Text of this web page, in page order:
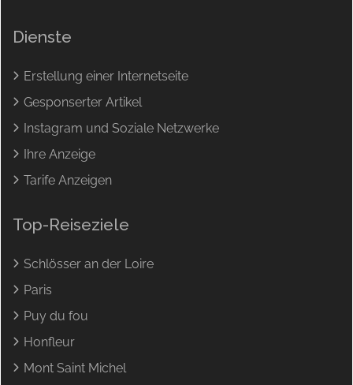
Dienste
Erstellung einer Internetseite
Gesponserter Artikel
Instagram und Soziale Netzwerke
Ihre Anzeige
Tarife Anzeigen
Top-Reiseziele
Schlösser an der Loire
Paris
Puy du fou
Honfleur
Mont Saint Michel